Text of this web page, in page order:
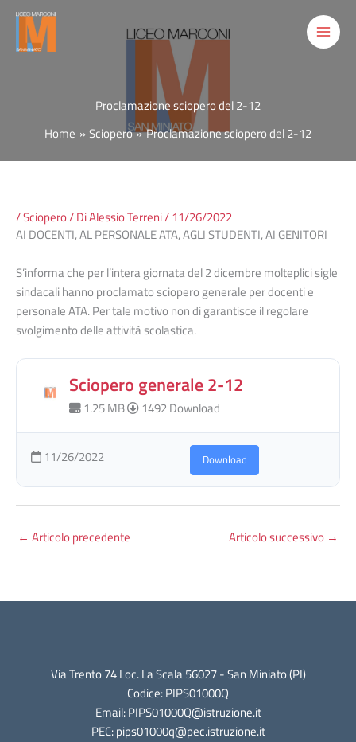
contenuto
Proclamazione sciopero del 2-12
Home
Sciopero Proclamazione sciopero del 2-12
/Sciopero/ DiAlessio Terreni/11/26/2022
AI DOCENTI, AL PERSONALE ATA, AGLI STUDENTI, AI GENITORI
S’informa che per l’intera giornata del 2 dicembre molteplici sigle
sindacali hanno proclamato sciopero generale per docenti e
personale ATA. Per tale motivo non di garantisce il regolare
svolgimento delle attività scolastica.
Sciopero generale 2-12
1.25 MB 1492 Download
11/26/2022 Download
← Articolo precedente Articolo successivo →
Via Trento 74 Loc. La Scala 56027 - San Miniato (PI)
Codice: PIPS01000Q
Email: PIPS01000Q@istruzione.it
PEC: pips01000q@pec.istruzione.it